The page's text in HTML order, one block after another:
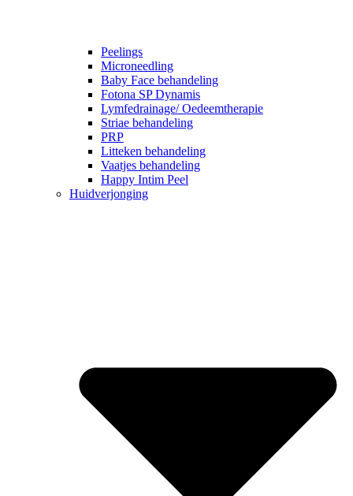
Peelings
Microneedling
Baby Face behandeling
Fotona SP Dynamis
Lymfedrainage/ Oedeemtherapie
Striae behandeling
PRP
Litteken behandeling
Vaatjes behandeling
Happy Intim Peel
Huidverjonging